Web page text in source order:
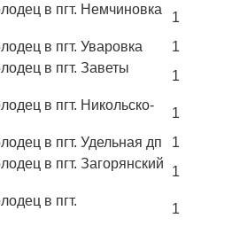
в пгт. Немчиновка
1
в пгт. Уваровка
1
в пгт. Заветы
1
в пгт. Никольско-
1
в пгт. Удельная дп
1
в пгт. Загорянский
1
в пгт.
1